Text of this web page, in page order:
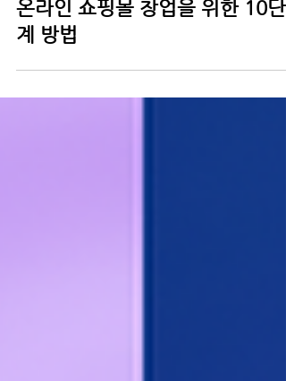
온라인 쇼핑몰 창업을 위한 10단
계 방법